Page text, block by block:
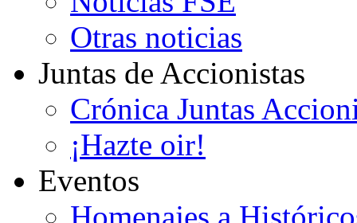
Otras noticias
Juntas de Accionistas
Crónica Juntas
¡Hazte oir!
Eventos